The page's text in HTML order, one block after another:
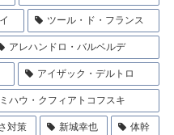
ツール・ド・フランス
アレハンドロ・バルベルデ
アイザック・デルトロ
ミハウ・クフィアトコフスキ
対策 新城幸也 体幹